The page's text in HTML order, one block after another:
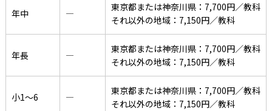
年中 ―
東京都または神奈川県：7,700円／教科
それ以外の地域：7,150円／教科
年長 ―
東京都または神奈川県：7,700円／教科
それ以外の地域：7,150円／教科
小1〜6 ―
東京都または神奈川県：7,700円／教科
それ以外の地域：7,150円／教科